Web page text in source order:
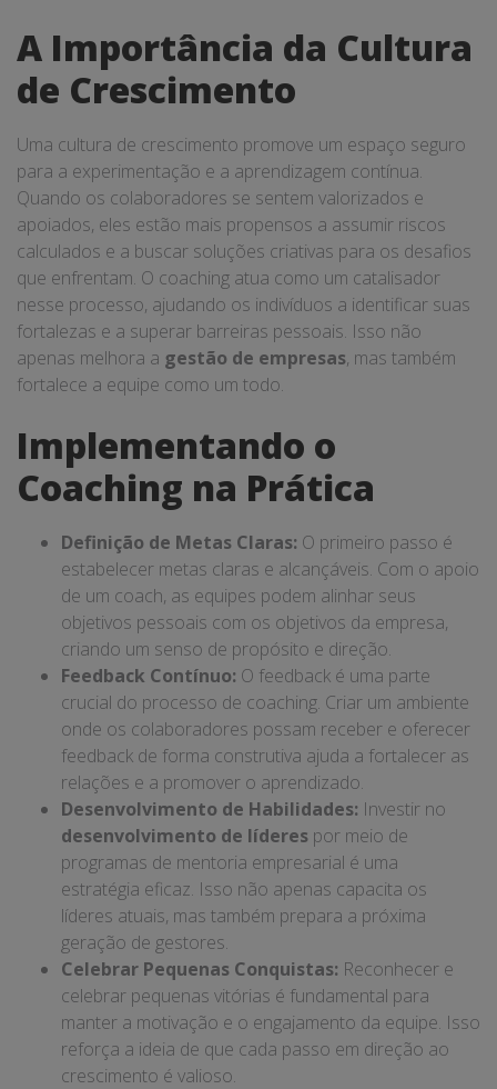
A Importância da Cultura
de Crescimento
Uma cultura de crescimento promove um espaço seguro
para a experimentação e a aprendizagem contínua.
Quando os colaboradores se sentem valorizados e
apoiados, eles estão mais propensos a assumir riscos
calculados e a buscar soluções criativas para os desafios
que enfrentam. O coaching atua como um catalisador
nesse processo, ajudando os indivíduos a identificar suas
fortalezas e a superar barreiras pessoais. Isso não
apenas melhora a gestão de empresas, mas também
fortalece a equipe como um todo.
Implementando o
Coaching na Prática
Definição de Metas Claras: O primeiro passo é
estabelecer metas claras e alcançáveis. Com o apoio
de um coach, as equipes podem alinhar seus
objetivos pessoais com os objetivos da empresa,
criando um senso de propósito e direção.
Feedback Contínuo: O feedback é uma parte
crucial do processo de coaching. Criar um ambiente
onde os colaboradores possam receber e oferecer
feedback de forma construtiva ajuda a fortalecer as
relações e a promover o aprendizado.
Desenvolvimento de Habilidades: Investir no
desenvolvimento de líderes por meio de
programas de mentoria empresarial é uma
estratégia eficaz. Isso não apenas capacita os
líderes atuais, mas também prepara a próxima
geração de gestores.
Celebrar Pequenas Conquistas: Reconhecer e
celebrar pequenas vitórias é fundamental para
manter a motivação e o engajamento da equipe. Isso
reforça a ideia de que cada passo em direção ao
crescimento é valioso.